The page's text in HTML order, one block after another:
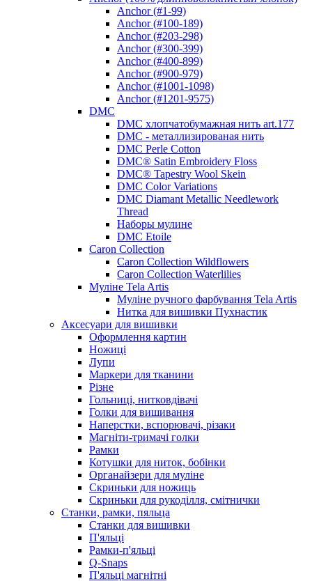
Anchor (#1-99)
Anchor (#100-189)
Anchor (#203-298)
Anchor (#300-399)
Anchor (#400-899)
Anchor (#900-979)
Anchor (#1001-1098)
Anchor (#1201-9575)
DMC
DMC хлопчатобумажная нить art.177
DMC - металлизированая нить
DMC Perle Cotton
DMC® Satin Embroidery Floss
DMC® Tapestry Wool Skein
DMC Color Variations
DMC Diamant Metallic Needlework
Thread
Наборы мулине
DMC Etoile
Caron Collection
Caron Collection Wildflowers
Caron Collection Waterlilies
Муліне Tela Artis
Муліне ручного фарбування Tela Artis
Нитка для вишивки Пухнастик
Аксесуари для вишивки
Оформлення картин
Ножиці
Лупи
Маркери для тканини
Різне
Гольниці, нитковдівачі
Голки для вишивання
Наперстки, вспорювачі, різаки
Магніти-тримачі голки
Рамки
Котушки для ниток, бобінки
Органайзери для муліне
Скриньки для ножиць
Скриньки для рукоділля, смітнички
Станки, рамки, пяльца
Станки для вишивки
П'яльці
Рамки-п'яльці
Q-Snaps
П'яльці магнітні